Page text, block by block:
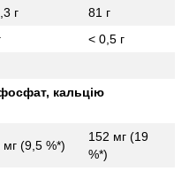
г
81 г
< 0,5 г
кальцію
мг (9,5 %*)
152 мг (19
%*)